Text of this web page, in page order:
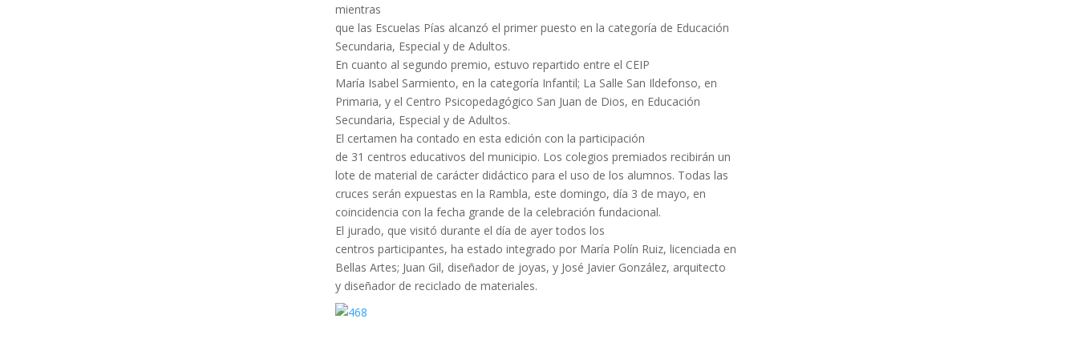
mientras
que las Escuelas Pías alcanzó el primer puesto en la categoría de Educación
Secundaria, Especial y de Adultos.
En cuanto al segundo premio, estuvo repartido entre el CEIP
María Isabel Sarmiento, en la categoría Infantil; La Salle San Ildefonso, en
Primaria, y el Centro Psicopedagógico San Juan de Dios, en Educación
Secundaria, Especial y de Adultos.
El certamen ha contado en esta edición con la participación
de 31 centros educativos del municipio. Los colegios premiados recibirán un
lote de material de carácter didáctico para el uso de los alumnos. Todas las
cruces serán expuestas en la Rambla, este domingo, día 3 de mayo, en
coincidencia con la fecha grande de la celebración fundacional.
El jurado, que visitó durante el día de ayer todos los
centros participantes, ha estado integrado por María Polín Ruiz, licenciada en
Bellas Artes; Juan Gil, diseñador de joyas, y José Javier González, arquitecto
y diseñador de reciclado de materiales.